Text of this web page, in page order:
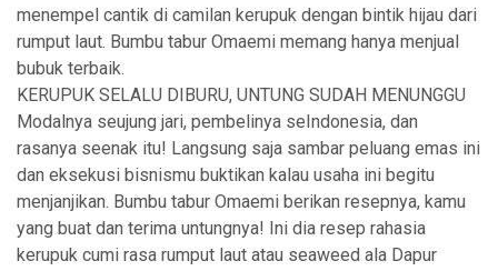
menempel cantik di camilan kerupuk dengan bintik hijau dari
rumput laut. Bumbu tabur Omaemi memang hanya menjual
bubuk terbaik.
KERUPUK SELALU DIBURU, UNTUNG SUDAH MENUNGGU
Modalnya seujung jari, pembelinya seIndonesia, dan
rasanya seenak itu! Langsung saja sambar peluang emas ini
dan eksekusi bisnismu buktikan kalau usaha ini begitu
menjanjikan. Bumbu tabur Omaemi berikan resepnya, kamu
yang buat dan terima untungnya! Ini dia resep rahasia
kerupuk cumi rasa rumput laut atau seaweed ala Dapur